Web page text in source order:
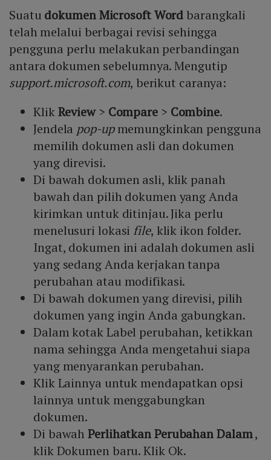
Suatu dokumen Microsoft Wordbarangkali
telah melalui berbagai revisi sehingga
pengguna perlu melakukan perbandingan
antara dokumen sebelumnya. Mengutip
support.microsoft.com, berikut caranya:
KlikReview> Compare> Combine.
Jendela pop-upmemungkinkan pengguna
memilih dokumen asli dan dokumen
yang direvisi.
Di bawah dokumen asli, klik panah
bawah dan pilih dokumen yang Anda
kirimkan untuk ditinjau. Jika perlu
menelusuri lokasi file, klik ikon folder.
Ingat, dokumen ini adalah dokumen asli
yang sedang Anda kerjakan tanpa
perubahan atau modifikasi.
Di bawah dokumen yang direvisi, pilih
dokumen yang ingin Anda gabungkan.
Dalam kotak Label perubahan, ketikkan
nama sehingga Anda mengetahui siapa
yang menyarankan perubahan.
Klik Lainnya untuk mendapatkan opsi
lainnya untuk menggabungkan
dokumen.
Di bawahPerlihatkan Perubahan Dalam,
klik Dokumen baru. Klik Ok.